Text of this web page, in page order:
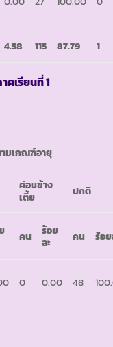
4.58 115 87.79 1
คเรียนที่1
มเกณฑ์อายุ
ค่อนข้าง
เตี้ย
ปกติ
คน
ร้อย
ละ
คน ร้อ
0 0.00 48